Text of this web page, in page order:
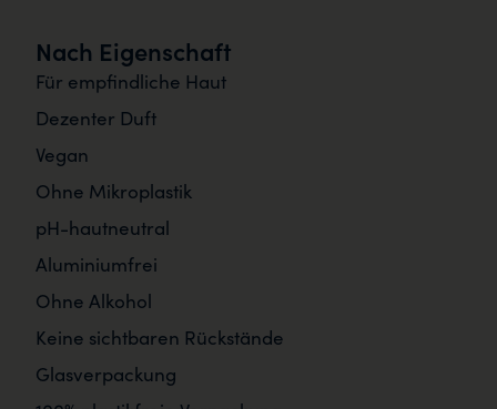
Nach Eigenschaft
Für empfindliche Haut
Dezenter Duft
Vegan
Ohne Mikroplastik
pH-hautneutral
Aluminiumfrei
Ohne Alkohol
Keine sichtbaren Rückstände
Glasverpackung